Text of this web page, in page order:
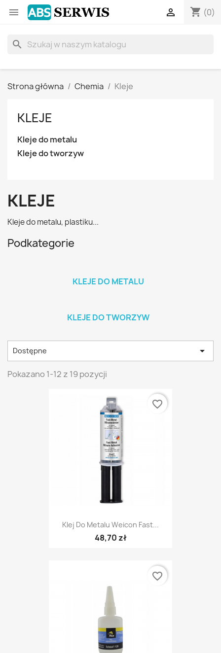
 shopping_cart (0)

search
Strona główna Chemia Kleje
KLEJE
Kleje do metalu
Kleje do tworzyw
KLEJE
Kleje do metalu, plastiku...
Podkategorie
KLEJE DO METALU
KLEJE DO TWORZYW
Dostępne 
Pokazano 1-12 z 19 pozycji
Klej Do Metalu Weicon Fast...
48,70 zł
favorite_border
favorite_border